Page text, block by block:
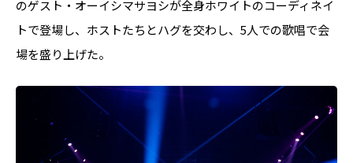
のゲスト・オーイシマサヨシが全身ホワイトのコーディネイ
トで登場し、ホストたちとハグを交わし、5人での歌唱で会
場を盛り上げた。